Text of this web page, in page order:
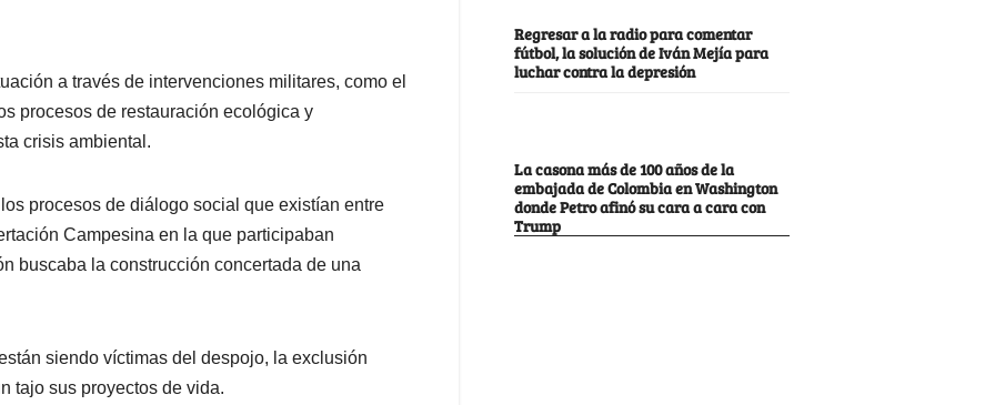
a través de intervenciones militares, como el
procesos de restauración ecológica y
crisis ambiental.
procesos de diálogo social que existían entre
Campesina en la que participaban
buscaba la construcción concertada de una
siendo víctimas del despojo, la exclusión
tajo sus proyectos de vida.
Regresar a la radio para comentar
fútbol, la solución de Iván Mejía para
luchar contra la depresión
La casona más de 100 años de la
embajada de Colombia en Washington
donde Petro afinó su cara a cara con
Trump